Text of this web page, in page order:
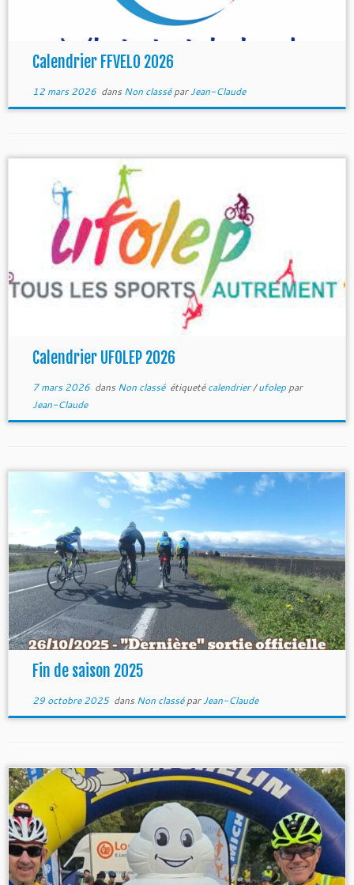
Calendrier FFVELO 2026
12 mars 2026dans Non classéparJean-Claude
Calendrier UFOLEP 2026
7 mars 2026dans Non classé étiquetécalendrier/ufolep par
Jean-Claude
Fin de saison 2025
29 octobre 2025dans Non classéparJean-Claude